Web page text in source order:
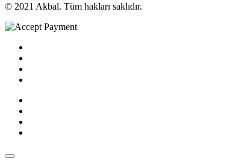
© 2021 Akbal. Tüm hakları saklıdır.